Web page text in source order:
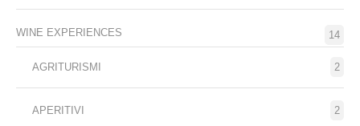
WINE EXPERIENCES 14
AGRITURISMI 2
APERITIVI 2